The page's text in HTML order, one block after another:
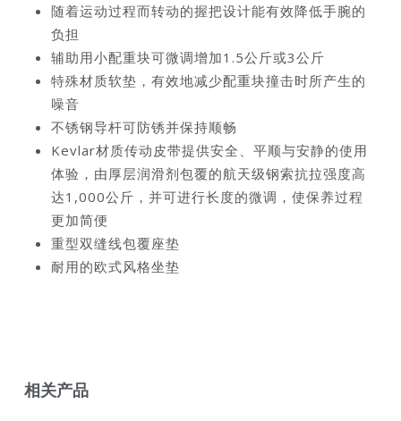
随着运动过程而转动的握把设计能有效降低手腕的
负担
辅助用小配重块可微调增加1.5公斤或3公斤
特殊材质软垫，有效地减少配重块撞击时所产生的
噪音
不锈钢导杆可防锈并保持顺畅
Kevlar材质传动皮带提供安全、平顺与安静的使用
体验，由厚层润滑剂包覆的航天级钢索抗拉强度高
达1,000公斤，并可进行长度的微调，使保养过程
更加简便
重型双缝线包覆座垫
耐用的欧式风格坐垫
相关产品